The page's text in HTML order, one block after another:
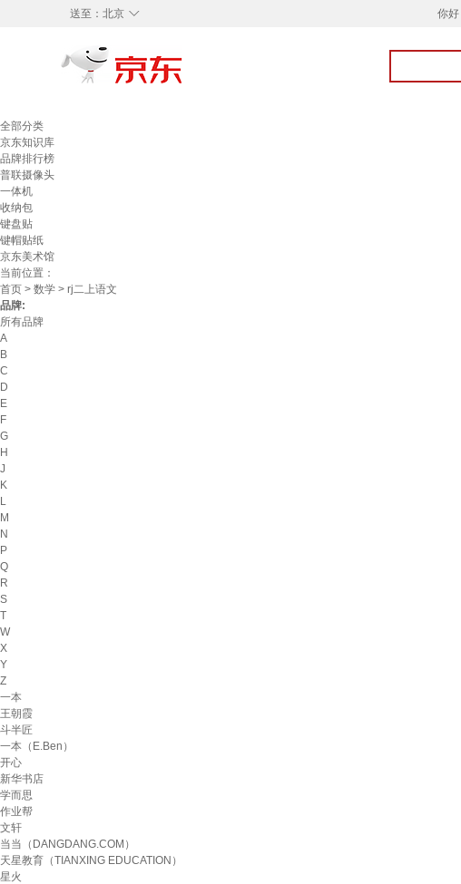
◇
送至： 北京 你好
全部分类
京东知识库
品牌排行榜
普联摄像头
一体机
收纳包
键盘贴
键帽贴纸
京东美术馆
当前位置：
首页 > 数学 > rj二上语文
品牌:
所有品牌
A
B
C
D
E
F
G
H
J
K
L
M
N
P
Q
R
S
T
W
X
Y
Z
一本
王朝霞
斗半匠
一本（E.Ben）
开心
新华书店
学而思
作业帮
文轩
当当（DANGDANG.COM）
天星教育（TIANXING EDUCATION）
星火